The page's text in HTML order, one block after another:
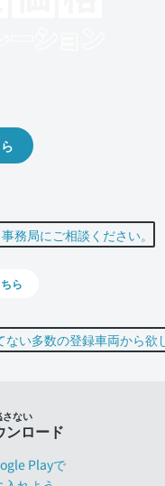
ら
さない
ンロード